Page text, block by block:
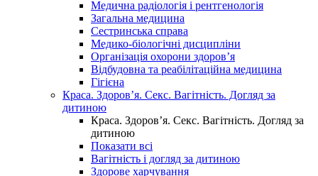
Медична радіологія і рентгенологія
Загальна медицина
Сестринська справа
Медико-біологічні дисципліни
Організація охорони здоров’я
Відбудовна та реабілітаційна медицина
Гігієна
Краса. Здоров’я. Секс. Вагітність. Догляд за
дитиною
Краса. Здоров’я. Секс. Вагітність. Догляд за
дитиною
Показати всі
Вагітність і догляд за дитиною
Здорове харчування